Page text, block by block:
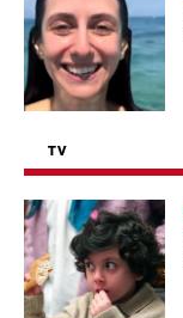
TV